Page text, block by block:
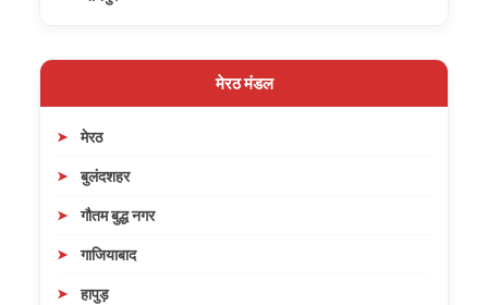
मेरठ मंडल
मेरठ
बुलंदशहर
गौतम बुद्ध नगर
गाजियाबाद
हापुड़